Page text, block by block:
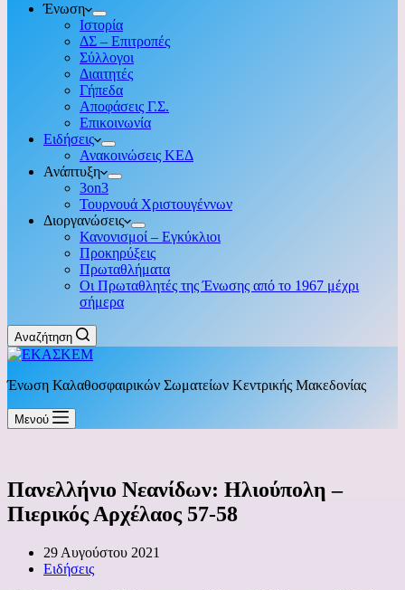
Ένωση
Ιστορία
ΔΣ – Επιτροπές
Σύλλογοι
Διαιτητές
Γήπεδα
Αποφάσεις Γ.Σ.
Επικοινωνία
Ειδήσεις
Ανακοινώσεις ΚΕΔ
Ανάπτυξη
3on3
Τουρνουά Χριστουγέννων
Διοργανώσεις
Κανονισμοί – Εγκύκλιοι
Προκηρύξεις
Πρωταθλήματα
Οι Πρωταθλητές της Ένωσης από το 1967 μέχρι
σήμερα
Αναζήτηση
Ένωση Καλαθοσφαιρικών Σωματείων Κεντρικής Μακεδονίας
Μενού
Πανελλήνιο Νεανίδων: Ηλιούπολη –
Πιερικός Αρχέλαος 57-58
29 Αυγούστου 2021
Ειδήσεις